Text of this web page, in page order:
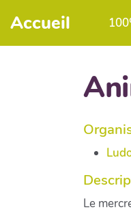
Aller au contenu
Accueil
Le